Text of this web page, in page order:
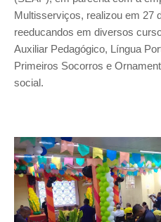
Multisserviços, realizou em 27
reeducandos em diversos
Auxiliar Pedagógico, Língua
Primeiros Socorros e
social.